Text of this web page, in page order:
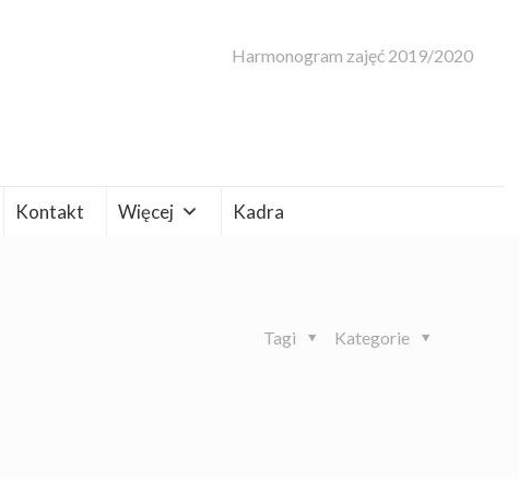
Kontakt Więcej Kadra
Harmonogram zajęć 2019/2020
Kategorie
Tagi